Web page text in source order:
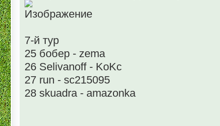
7-й тур
25 бобер - zema
26 Selivanoff - KoKc
27 run - sc215095
28 skuadra - amazonka